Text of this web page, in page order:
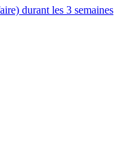
durant les 3 semaines